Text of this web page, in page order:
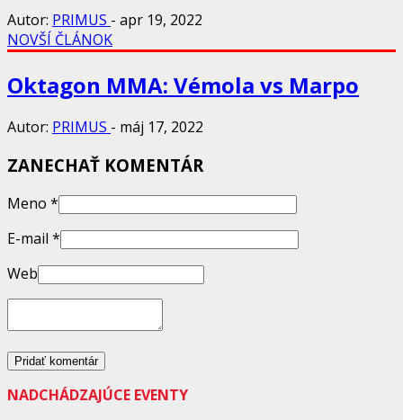
Autor: PRIMUS - apr 19, 2022
NOVŠÍ ČLÁNOK
Oktagon MMA: Vémola vs Marpo
Autor: PRIMUS - máj 17, 2022
ZANECHAŤ KOMENTÁR
Meno *
E-mail *
Web
NADCHÁDZAJÚCE EVENTY